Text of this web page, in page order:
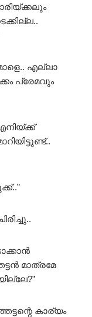
എല്ലാ
പ്രേമവും
മാത്രമേ
കാര്യം